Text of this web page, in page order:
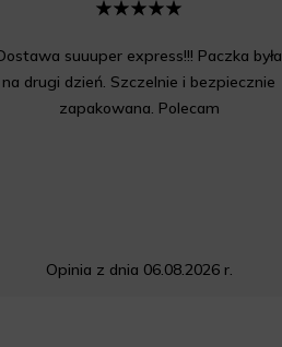
suuuper express!!! Paczka była
na drugi dzień. Szczelnie i bezpiecznie
zapakowana. Polecam
Opinia z dnia 06.08.2026 r.